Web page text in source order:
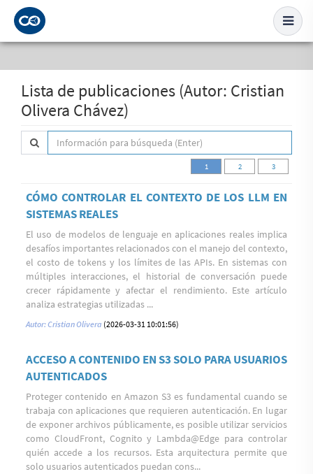
Lista de publicaciones (Autor: Cristian
Olivera Chávez)
1 2 3
CÓMO CONTROLAR EL CONTEXTO DE LOS LLM EN
SISTEMAS REALES
El uso de modelos de lenguaje en aplicaciones reales implica
desafíos importantes relacionados con el manejo del contexto,
el costo de tokens y los límites de las APIs. En sistemas con
múltiples interacciones, el historial de conversación puede
crecer rápidamente y afectar el rendimiento. Este artículo
analiza estrategias utilizadas ...
Autor: Cristian Olivera (2026-03-31 10:01:56)
ACCESO A CONTENIDO EN S3 SOLO PARA USUARIOS
AUTENTICADOS
Proteger contenido en Amazon S3 es fundamental cuando se
trabaja con aplicaciones que requieren autenticación. En lugar
de exponer archivos públicamente, es posible utilizar servicios
como CloudFront, Cognito y Lambda@Edge para controlar
quién accede a los recursos. Esta arquitectura permite que
solo usuarios autenticados puedan cons...